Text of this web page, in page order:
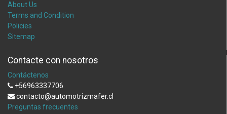
About Us
Terms and Condition
Policies
Sitemap
Contacte con nosotros
Contáctenos
+56963337706
contacto@automotrizmafer.cl
Preguntas frecuentes